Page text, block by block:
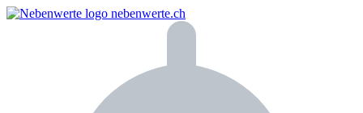
nebenwerte.ch